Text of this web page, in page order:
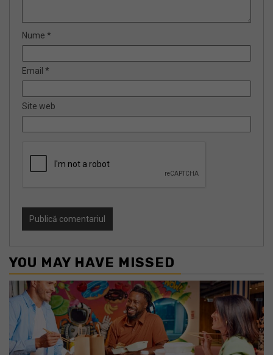
Nume *
Email *
Site web
YOU MAY HAVE MISSED